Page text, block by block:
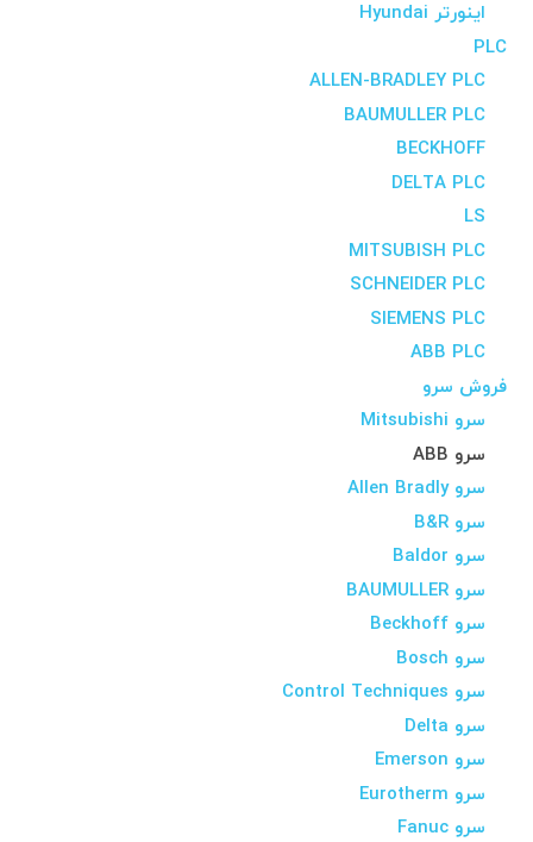
اینورتر Hyundai
PLC
ALLEN-BRADLEY PLC
BAUMULLER PLC
BECKHOFF
DELTA PLC
LS
MITSUBISH PLC
SCHNEIDER PLC
SIEMENS PLC
ABB PLC
فروش سرو
سرو Mitsubishi
سرو ABB
سرو Allen Bradly
سرو B&R
سرو Baldor
سرو BAUMULLER
سرو Beckhoff
سرو Bosch
سرو Control Techniques
سرو Delta
سرو Emerson
سرو Eurotherm
سرو Fanuc